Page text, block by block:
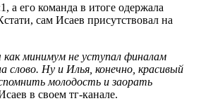
а его команда в итоге одержала
сам Исаев присутствовал на
минимум не уступал финалам
слово. Ну и Илья, конечно, красивый
молодость и заорать
в своем тг-канале.